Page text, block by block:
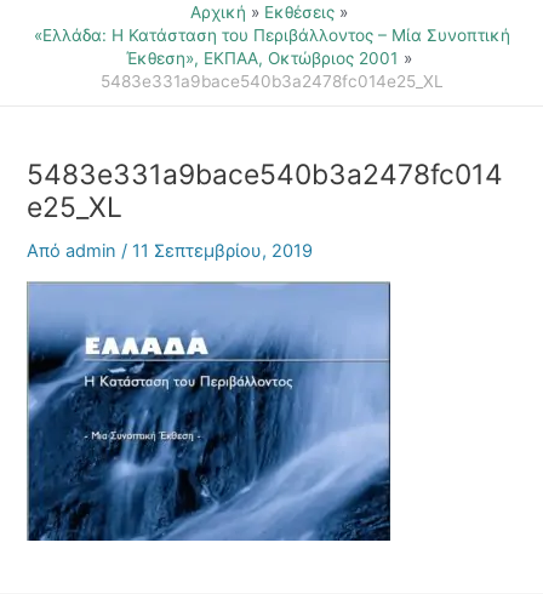
Αρχική
Εκθέσεις
«Ελλάδα: Η Κατάσταση του Περιβάλλοντος – Μία Συνοπτική
Έκθεση», ΕΚΠΑΑ, Οκτώβριος 2001
5483e331a9bace540b3a2478fc014e25_XL
5483e331a9bace540b3a2478fc014
e25_XL
Απόadmin/11 Σεπτεμβρίου, 2019